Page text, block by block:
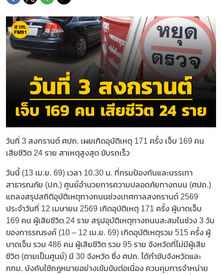
วันที่ 3 สงกรานต์ ศปถ. เผยเกิดอุบัติเหตุ 171 ครั้ง เจ็บ 169 คน
เสียชีวิต 24 ราย สาเหตุสูงสุด ขับรถเร็ว
วันนี้ (13 เม.ย. 69) เวลา 10.30 น. ที่กรมป้องกันและบรรเทา
สาธารณภัย (ปภ.) ศูนย์อำนวยการความปลอดภัยทางถนน (ศปถ.)
แถลงสรุปสถิติอุบัติเหตุทางถนนช่วงเทศกาลสงกรานต์ 2569
ประจำวันที่ 12 เมษายน 2569 เกิดอุบัติเหตุ 171 ครั้ง ผู้บาดเจ็บ
169 คน ผู้เสียชีวิต 24 ราย สรุปอุบัติเหตุทางถนนสะสมในช่วง 3 วัน
ของการรณรงค์ (10 – 12 เม.ย. 69) เกิดอุบัติเหตุรวม 515 ครั้ง ผู้
บาดเจ็บ รวม 486 คน ผู้เสียชีวิต รวม 95 ราย จังหวัดที่ไม่มีผู้เสีย
ชีวิต (ตายเป็นศูนย์) มี 30 จังหวัด ซึ่ง ศปถ. ได้กำชับจังหวัดและ
กทม. บังคับใช้กฎหมายอย่างเข้มข้นต่อเนื่อง ควบคุมการจำหน่าย